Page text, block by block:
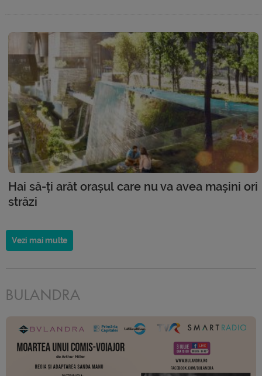
Hai să-ți arăt orașul care nu va avea mașini ori
străzi
Vezi mai multe
BULANDRA